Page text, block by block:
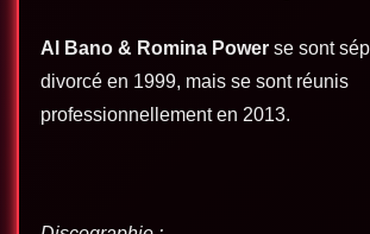
Al Bano & Romina Power se sont
divorcé en 1999, mais se sont réunis
professionnellement en 2013.